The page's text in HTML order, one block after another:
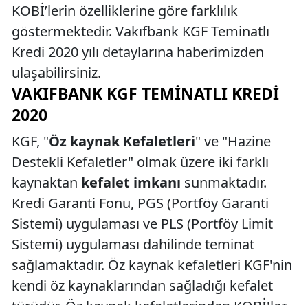
KOBİ’lerin özelliklerine göre farklılık
göstermektedir. Vakıfbank KGF Teminatlı
Kredi 2020 yılı detaylarına haberimizden
ulaşabilirsiniz.
VAKIFBANK KGF TEMINATLI KREDI
2020
KGF, "Öz kaynak Kefaletleri" ve "Hazine
Destekli Kefaletler" olmak üzere iki farklı
kaynaktan kefalet imkanı sunmaktadır.
Kredi Garanti Fonu, PGS (Portföy Garanti
Sistemi) uygulaması ve PLS (Portföy Limit
Sistemi) uygulaması dahilinde teminat
sağlamaktadır. Öz kaynak kefaletleri KGF'nin
kendi öz kaynaklarından sağladığı kefalet